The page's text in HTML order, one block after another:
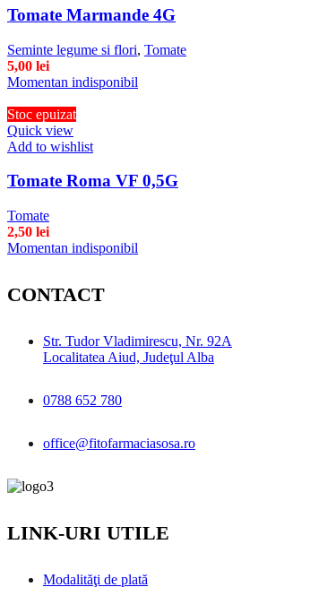
Tomate Marmande 4G
Seminte legume si flori, Tomate
5,00 lei
Momentan indisponibil
Stoc epuizat
Quick view
Add to wishlist
Tomate Roma VF 0,5G
Tomate
2,50 lei
Momentan indisponibil
CONTACT
Str. Tudor Vladimirescu, Nr. 92A
Localitatea Aiud, Judeţul Alba
0788 652 780
office@fitofarmaciasosa.ro
LINK-URI UTILE
Modalităţi de plată